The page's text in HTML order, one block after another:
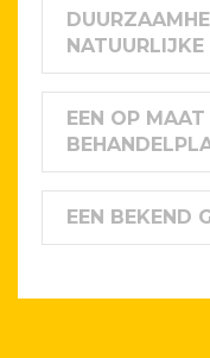
NATUURLIJKE
EEN OP
EEN BEKEND